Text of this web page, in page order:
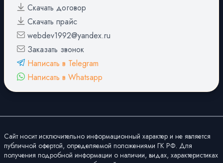
Скачать договор
Скачать прайс
webdev1992@yandex.ru
Заказать звонок
Написать в Telegram
Написать в Whatsapp
Сайт носит исключительно информационный характер и не является
публичной офертой, определяемой положениями ГК РФ. Для
получения подробной информации о наличии, видах, характеристиках